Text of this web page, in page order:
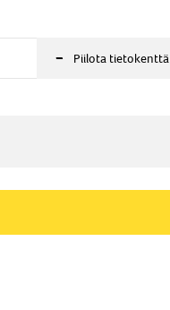
- Piilota tietokenttä